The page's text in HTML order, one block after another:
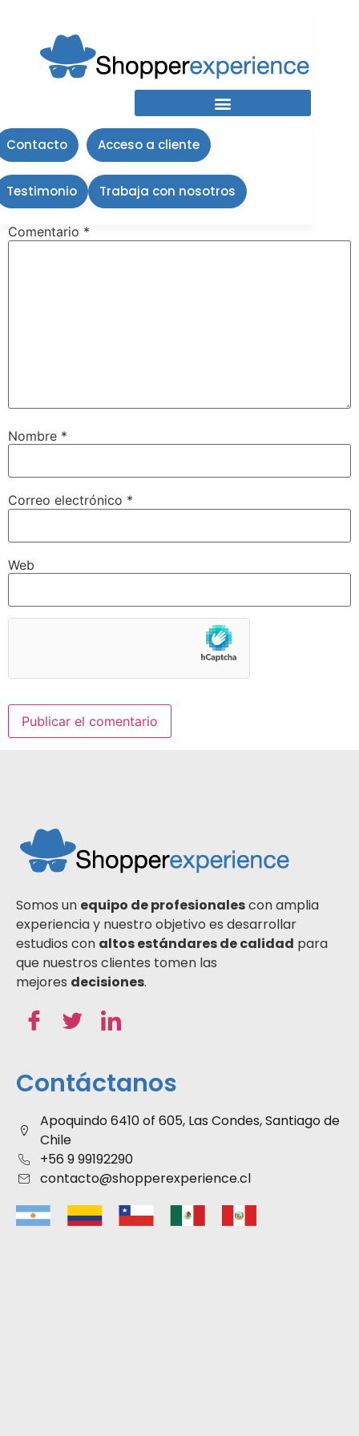
Contacto Acceso a cliente
Testimonio Trabaja con nosotros
unnamed (11)
Deja una respuesta
Tu dirección de correo electrónico no será publicada.
Los campos obligatorios están marcados con
Comentario *
Nombre *
Correo electrónico *
Web
Somos un equipo de profesionalescon amplia
experiencia y nuestro objetivo es desarrollar
estudios con altos estándares de calidad para
que nuestros clientes tomen las
mejores decisiones.
Contáctanos
Apoquindo 6410 of 605, Las Condes, Santiago de
Chile
+56 9 99192290
contacto@shopperexperience.cl